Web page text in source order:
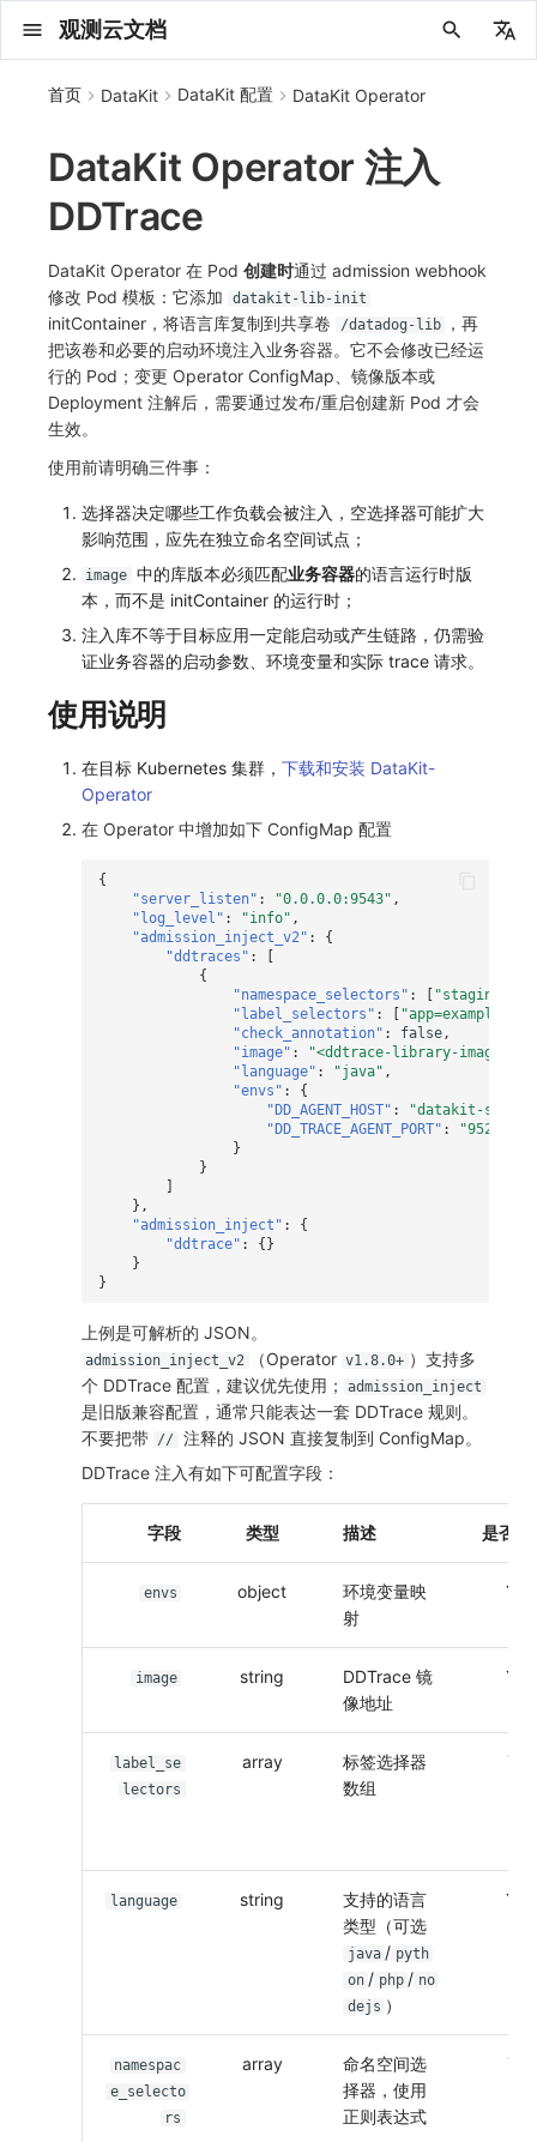
观测云文档
2025 年
2024 年
2023 年
2022 年
2021 年
2020 年
2019 年
概念先解
客户价值
注册免费版
注册商业版
从官网注册商业版
版本区分
常见问题
安装并使用 DataKit 在 Linux 上安装
在 macOS 上安装
在 Kubernetes 上安装
以 Kubernetes helm 方式安装
Docker 安装
快速创建仪表板
开始使用监控器
开启 APM 链路追踪
2025
2021~2024
主机安装
容器安装
Kubernetes
Docker
AWS ECS Fargate
AWS EKS
GCP GKE Autopilot
批量安装
离线安装
服务管理
状态查看
DQL 查询
其它命令
故障排查
无数据排查
Datakit Metrics
虚拟互联网接入
阿里云接入
AWS 接入
性能展示
配置综述
配置中心支持
HTTP API
文档撰写
DQL 查询入口
DQL 函数
高级函数
DBSCAN
DQL VS 其它查询语言
PromQL 快速上手
管理 Pipelines
Pipeline 手册
快速开始
Platypus 语法
内置函数
附加功能
性能基准和优化
仪表板 列表管理
可视化图表
图表类型
图表查询
图表 JSON
图表链接
事件关联
视图变量
变量查询
查看器
快速搭建
页面管理
内置视图
绑定内置视图
常见问题
创建/编辑笔记
Chart Block 配置说明
所有事件
未恢复事件
变更事件
智能监控事件
事件详情
常见问题
创建错误投递规则
错误列表
错误规则详情
常见问题
创建 Issue
管理 Issue
分析看板
配置管理
等级定义
通知策略
故障列表
故障详情
故障分析看板
配置管理
等级定义
故障自动分析
故障聚合规则
Webhook配置
常见问题
类型
数据库
总览
网络流
设备
网络路径
资源目录
数据上报
常见问题
新建实体对象
实体列表
实体详情
实体类型管理
全景拓扑图
指标采集
指标分析
指标管理
生成指标
常见问题
日志采集
浏览器日志采集
小程序日志采集
日志查看器
日志列表
BPF 网络日志
错误追踪
日志索引
外部索引
跨工作空间索引查询
常见问题
数据采集 关联 Web 应用访问
应用性能监测关联日志
性能指标
服务详情
分析看板
手动安装
查看器
错误追踪
Profiling
Web 应用接入
SSR 框架下接入
Electron 应用接入
采集数据说明
采样配置
自定义数据与事件
自定义 View
Resource Hook
WebSocket 长连接采集
更新日志
小程序
更新日志
远程配置与强制采样
基于 Uniapp 开发框架的小程序接入
应用数据采集
Android
更新日志
应用接入
配置说明
高级场景
应用数据采集
iOS/tvOS/macOS
更新日志
快速开始
应用接入
配置说明
高级场景
故障排查
HarmonyOS
更新日志
应用接入
配置说明
高级场景
应用数据采集
React Native
更新日志
应用接入
配置说明
高级场景
应用数据采集
Flutter
更新日志
应用接入
配置说明
高级场景
应用数据采集
UniApp
更新日志
应用接入
配置说明
高级场景
应用数据采集
macOS
快速开始
配置说明
高级场景
应用数据采集
故障排查
更新日志
应用接入
配置说明
框架接入
高级场景
故障排查
快速开始
配置说明
高级场景
应用数据采集
故障排查
Unity
快速开始
配置说明
高级场景
故障排查
Session（会话）
Resource（资源）
Action（操作）
Long Task（长任务）
Error（错误）
分析看板
Web
会话热图
SourceMap 配置
Webpack 上传 sourcemap
Vite 上传 sourcemap
数据拦截与修改
内容安全策略
拨测任务 API 拨测
多步拨测
浏览器拨测
查看器
自建节点管理
常见问题
新建检测规则 官方检测库
管理检测规则
执行日志
Arbiter
语法
数据采集
查看器
监控器 官方模板库
自定义模板库
监控器列表
恢复监控器
运算符
事件等级
自定义事件通知模板
监控器内部原理
智能监控
应用智能检测
主机智能检测
Kubernetes 智能检测
日志智能检测
用户访问智能检测
新建 SLO
SLO 详情
静默管理
告警策略
新建告警策略
告警聚合通知模板
通知对象管理
钉钉机器人
飞书机器人
Webhook 自定义
简单 HTTP 请求
短信
Slack
Teams
Telegram Bot
常见问题
账号设置
偏好设置
其他设置
空间设置
关键指标
日志延迟可见
MFA 管理
属性声明
字段管理
全局标签
环境变量
邀请成员
权限清单
API Keys 管理
Open API
Client Token 管理
新建转发规则
FAQ
模版库
创建扫描规则
SAML
角色映射
常见问题
Status Page
应用列表 新建 Agent 监测应用
查看器
分析看板
查看器 搜索
时间控件
维度分析
显示列
保存快照
Obsy Copilot 可观测分析
资源生成
知识服务
套餐与积分
Agent 管理 Agent 创建
Agent 服务运维
Agent 正向代理配置
技能
MCP 服务
Agent 协作（A2A）
我的任务
自动化
任务接入
用量统计
Agent 版本历史
Obscli
OWL CLI 手动安装
快速开始
工具清单
命令参考
OWL MCP Server
快速开始
故障排查
更新日志
公共请求参数
公共响应结构
接口签名认证
使用限制
请求示例
OpenAPI SDK
公共错误定义
仪表板
笔记
新版笔记
查看器
内置视图
服务性能
未恢复事件列出
手动恢复事件
创建事件
频道
日程
配置管理
故障列表
配置管理
错误中心
错误中心
基础设施
基础设施
统一目录
实体列表
聚类查询
数据转发
数据访问
获取指标集相关信息
应用
拨测任务
监控器
智能巡检
静默配置
告警策略
通知对象管理
应用
字段管理
成员管理
角色管理
API Key 管理
黑名单
数据访问
敏感数据脱敏
工作空间
工作空间自定义配置
跨空间授权
跨站点授权
列出
分享
删除
取消快照/图表分享
DQL 数据查询
DQL 数据异步查询
DQL 数据查询
同组织 Trace 查询
Func 函数
列出
获取账单计费项消费累计
获取账户余额
免登录 Token
作废认证 code
获取时序趋势图
Func 托管版
云账号管理
AWS
华为云
腾讯云
Azure
外部数据源
一般图表数据返回
脚本市场
基础
数据存储策略
商业版
计费产生逻辑
企业版
常见问题
费用结算方式 费用中心账号结算
亚马逊云账号结算
华为云账号结算
常见问题
注册与版本
名词解释
登录方式
账户概览
支持中心
账单管理
账户管理
工作空间管理
常见问题
发布历史 2025 年
2023 年
2022 年
私有化版本说明
产品部署
部署必读
基础设施部署
开始安装
激活产品
DataWay
开始使用
如何开始
SSO 管理
管理后台手册
运维手册
部署配置手册
使用FAQ
升级观测云
容量规划
扩展使用
计量数据结构与使用
公共请求参数
公共响应结构
签名认证
前台账号
列出
新增
修改
启用/禁用
删除
管理后台账号
列出
获取
修改
启用/禁用
删除
工作空间成员
列出
修改
更换空间拥有者
工作空间
列出
获取
轮换工作空间 Token
修改
批量设置故障 AI 自动分析配置
使用量限制查询
使用量限制更新
上传空间图片相关资源
获取图片相关资源
修改品牌标识
工作空间-查询索引信息列表
工作空间 API Key
新建
修改
列出
删除
批量删除
工作空间内置 API Key
初始化并获取
列出
批量删除
列出
获取
分组管理
列出
修改
管理工作空间
删除
Issue 等级
有效的等级列表
模板管理
模版-列出
模版-导入自定义系统模版
模版-删除自定义模版
模版-批量删除自定义模版
DQL数据查询
添加映射配置
映射配置列出
删除映射配置
开关状态设置
获取开关状态信息
标识ID导入
apm 服务列出
在线 Datakit 列表
关于内置角色的说明
未恢复事件查询
拓扑图图表接口
单位说明
飞书 SSO（OIDC）配置说明
SourceMap 分片上传
部署版跨站点授权
同组织跨工作空间 Trace 查询
观测云商业版订阅协议
观测云专属版订阅协议
观测云免费版订阅协议
观测云 SaaS 服务等级协议
法律声明
数据安全保密协议
数据安全协议
观测云费用中心用户充值协议
观测云费用中心服务协议
观测云移动应用隐私政策
观测云移动 SDK 隐私政策
数据处理协议（DPA）
观测云账号注销须知
观测云费用中心账号注销须知
观测云 Obsy AI 智能服务使用协议
首页 DataKit DataKit 配置 DataKit Operator
DataKit Operator 注入
DDTrace
DataKit Operator 在 Pod 创建时通过 admission webhook
修改 Pod 模板：它添加
datakit-lib-init
initContainer，将语言库复制到共享卷 /datadog-lib
，再
把该卷和必要的启动环境注入业务容器。它不会修改已经运
行的 Pod；变更 Operator ConfigMap、镜像版本或
Deployment 注解后，需要通过发布/重启创建新 Pod 才会
生效。
使用前请明确三件事：
选择器决定哪些工作负载会被注入，空选择器可能扩大
影响范围，应先在独立命名空间试点；
image 中的库版本必须匹配业务容器的语言运行时版
本，而不是 initContainer 的运行时；
注入库不等于目标应用一定能启动或产生链路，仍需验
证业务容器的启动参数、环境变量和实际 trace 请求。
使用说明
在目标 Kubernetes 集群， 下载和安装 DataKit-
Operator
在 Operator 中增加如下 ConfigMap 配置
{
"server_listen" : "0.0.0.0:9543" ,
"log_level" : "info" ,
"admission_inject_v2" :
{
"ddtraces" :
{
"namespace_selectors" : "staging"
"label_selectors" : "app=example"
"check_annotation" : false,
"image" : "<ddtrace-library-image>"
"language" : "java" ,
"envs" :
{
"DD_AGENT_HOST" :
"datakit-
"DD_TRACE_AGENT_PORT" :
"9529"
}
}
},
"admission_inject" :
{
"ddtrace" :
{}
}
}
上例是可解析的 JSON。
admission_inject_v2 （Operator v1.8.0+ ）支持多
个 DDTrace 配置，建议优先使用；
admission_inject
是旧版兼容配置，通常只能表达一套 DDTrace 规则。
不要把带 //
注释的 JSON 直接复制到 ConfigMap。
DDTrace 注入有如下可配置字段：
字段 类型 描述 是否必
envs object
环境变量映
射
Y
image string
DDTrace 镜
像地址
Y
label_se
lectors
array
标签选择器
数组
Y
language string
支持的语言
类型（可选
java / pyth
on / php / no
dejs ）
Y
namespac
e_selecto
rs
array
命名空间选
择器，使用
正则表达式
Y